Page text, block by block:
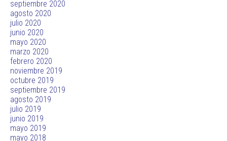
septiembre 2020
agosto 2020
julio 2020
junio 2020
mayo 2020
marzo 2020
febrero 2020
noviembre 2019
octubre 2019
septiembre 2019
agosto 2019
julio 2019
junio 2019
mayo 2019
mayo 2018